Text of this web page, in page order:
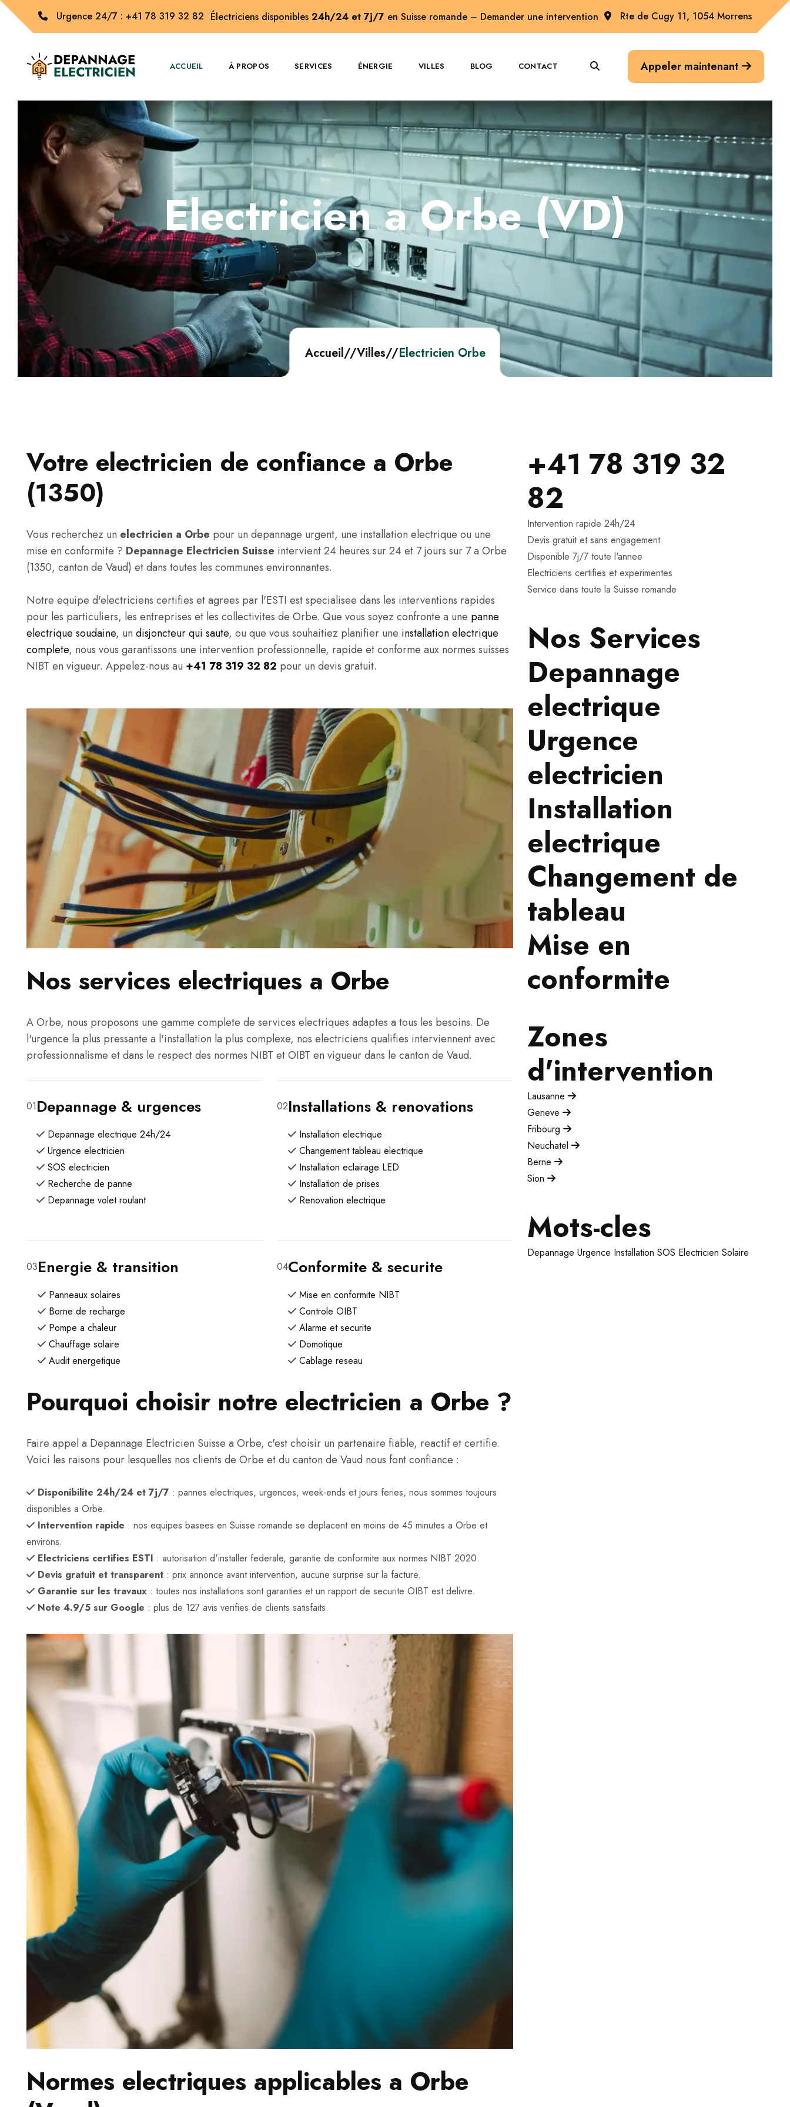
Urgence 24/7 : +41 78 319 32 82 Électriciens disponibles 24h/24 et 7j/7 en Suisse romande – Demander une intervention Rte de Cugy 11, 1054 Morrens
ACCUEIL À PROPOS SERVICES ÉNERGIE VILLES BLOG CONTACT Appeler maintenant
Electricien a Orbe (VD)
Accueil//Villes//Electricien Orbe
Votre electricien de confiance a Orbe
(1350)
Vous recherchez un electricien a Orbe pour un depannage urgent, une installation electrique ou une
mise en conformite ? Depannage Electricien Suisse intervient 24 heures sur 24 et 7 jours sur 7 a Orbe
(1350, canton de Vaud) et dans toutes les communes environnantes.
Notre equipe d'electriciens certifies et agrees par l'ESTI est specialisee dans les interventions rapides
pour les particuliers, les entreprises et les collectivites de Orbe. Que vous soyez confronte a une panne
electrique soudaine, un disjoncteur qui saute, ou que vous souhaitiez planifier une installation electrique
complete, nous vous garantissons une intervention professionnelle, rapide et conforme aux normes suisses
NIBT en vigueur. Appelez-nous au +41 78 319 32 82 pour un devis gratuit.
Nos services electriques a Orbe
A Orbe, nous proposons une gamme complete de services electriques adaptes a tous les besoins. De
l'urgence la plus pressante a l'installation la plus complexe, nos electriciens qualifies interviennent avec
professionnalisme et dans le respect des normes NIBT et OIBT en vigueur dans le canton de Vaud.
01Depannage & urgences
Depannage electrique 24h/24
Urgence electricien
SOS electricien
Recherche de panne
Depannage volet roulant
02Installations & renovations
Installation electrique
Changement tableau electrique
Installation eclairage LED
Installation de prises
Renovation electrique
03Energie & transition
Panneaux solaires
Borne de recharge
Pompe a chaleur
Chauffage solaire
Audit energetique
04Conformite & securite
Mise en conformite NIBT
Controle OIBT
Alarme et securite
Domotique
Cablage reseau
Pourquoi choisir notre electricien a Orbe ?
Faire appel a Depannage Electricien Suisse a Orbe, c'est choisir un partenaire fiable, reactif et certifie.
Voici les raisons pour lesquelles nos clients de Orbe et du canton de Vaud nous font confiance :
Disponibilite 24h/24 et 7j/7 : pannes electriques, urgences, week-ends et jours feries, nous sommes toujours
disponibles a Orbe.
Intervention rapide : nos equipes basees en Suisse romande se deplacent en moins de 45 minutes a Orbe et
environs.
Electriciens certifies ESTI : autorisation d'installer federale, garantie de conformite aux normes NIBT 2020.
Devis gratuit et transparent : prix annonce avant intervention, aucune surprise sur la facture.
Garantie sur les travaux : toutes nos installations sont garanties et un rapport de securite OIBT est delivre.
Note 4.9/5 sur Google : plus de 127 avis verifies de clients satisfaits.
Normes electriques applicables a Orbe
+41 78 319 32
82
Intervention rapide 24h/24
Devis gratuit et sans engagement
Disponible 7j/7 toute l'annee
Electriciens certifies et experimentes
Service dans toute la Suisse romande
Nos Services
Depannage
electrique
Urgence
electricien
Installation
electrique
Changement de
tableau
Mise en
conformite
Zones
d'intervention
Lausanne
Geneve
Fribourg
Neuchatel
Berne
Sion
Mots-cles
Depannage Urgence Installation SOS Electricien Solaire